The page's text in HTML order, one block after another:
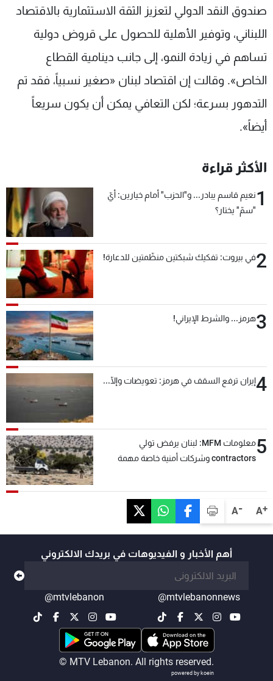
A+
A-
صندوق النقد الدولي لتعزيز الثقة الاستثمارية بالاقتصاد
اللبناني، وتوفير الأهلية للحصول على قروض دولية
تساهم في زيادة النمو، إلى جانب دينامية القطاع
الخاص». وقالت إن اقتصاد لبنان «صغير نسبياً، فقد تم
التدهور بسرعة؛ لكن التعافي يمكن أن يكون سريعاً
أيضاً».
الأكثر قراءة
1نعيم قاسم يبادر... و"الحزب" أمام خيارين: أيّ
"سمّ" يختار؟
2في بيروت: تفكيك شبكتين منظّمتين للدعارة!
3هرمز... والشرط الإيراني!
4إيران ترفع السقف في هرمز: تعويضات وإلّا...
5
معلومات MFM: لبنان يرفض تولي
contractors وشركات أمنية خاصة مهمة
أهم الأخبار و الفيديوهات في بريدك الالكتروني
@mtvlebanonnews
@mtvlebanon
© MTV Lebanon. All rights reserved.
powered by koein